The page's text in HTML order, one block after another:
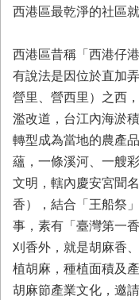
便
務
網
站
導
覽
回
首
頁
府
首
頁
西港區最乾淨的社區就
西港區昔稱「西港仔
有說法是因位於直加
營里、營西里）之西
濫改道，台江內海淤
轉型成為當地的農產
蘊，一條溪河、一艘
文明，轄內慶安宮聞
香），結合「王船祭
事，素有「臺灣第一
刈香外，就是胡麻香
植胡麻，種植面積及
胡麻節產業文化，邀